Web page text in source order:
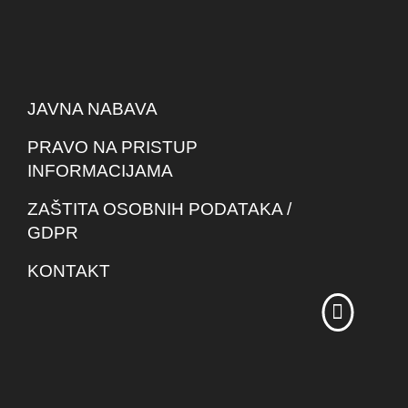
JAVNA NABAVA
PRAVO NA PRISTUP
INFORMACIJAMA
ZAŠTITA OSOBNIH PODATAKA /
GDPR
KONTAKT